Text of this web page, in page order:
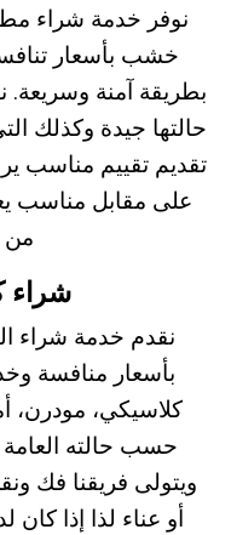
نوفر خدمة شراء
خشب بأسعار
بطريقة آمنة وسريعة.
حالتها جيدة وكذلك
تقديم تقييم مناسب
على مقابل مناسب
من
شراء
نقدم خدمة شراء
بأسعار منافسة
كلاسيكي، مودرن،
حسب حالته
ويتولى فريقنا فك
أو عناء لذا إذا كان